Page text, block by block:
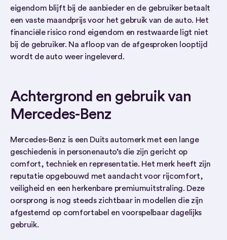
eigendom blijft bij de aanbieder en de gebruiker betaalt
een vaste maandprijs voor het gebruik van de auto. Het
financiële risico rond eigendom en restwaarde ligt niet
bij de gebruiker. Na afloop van de afgesproken looptijd
wordt de auto weer ingeleverd.
Achtergrond en gebruik van
Mercedes-Benz
Mercedes-Benz is een Duits automerk met een lange
geschiedenis in personenauto’s die zijn gericht op
comfort, techniek en representatie. Het merk heeft zijn
reputatie opgebouwd met aandacht voor rijcomfort,
veiligheid en een herkenbare premiumuitstraling. Deze
oorsprong is nog steeds zichtbaar in modellen die zijn
afgestemd op comfortabel en voorspelbaar dagelijks
gebruik.